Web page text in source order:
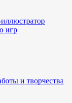
игр
и творчества